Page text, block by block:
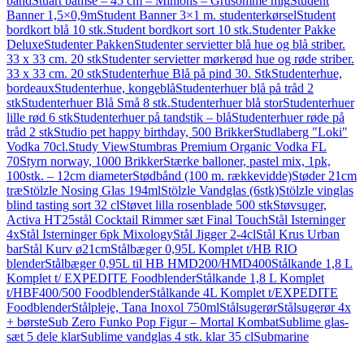
Banner 1,5×0,9mStudent Banner 3×1 m. studenterkørselStudent
bordkort blå 10 stk.Student bordkort sort 10 stk.Studenter Pakke
DeluxeStudenter PakkenStudenter servietter blå hue og blå striber.
33 x 33 cm. 20 stkStudenter servietter mørkerød hue og røde striber.
33 x 33 cm. 20 stkStudenterhue Blå på pind 30. StkStudenterhue,
bordeauxStudenterhue, kongeblåStudenterhuer blå på tråd 2
stkStudenterhuer Blå Små 8 stk.Studenterhuer blå storStudenterhuer
lille rød 6 stkStudenterhuer på tandstik – blåStudenterhuer røde på
tråd 2 stkStudio pet happy birthday, 500 BrikkerStudlaberg "Loki"
Vodka 70cl.Study ViewStumbras Premium Organic Vodka FL
70Styrn norway, 1000 BrikkerStærke balloner, pastel mix, 1pk,
100stk. – 12cm diameterStødbånd (100 m. rækkevidde)Støder 21cm
træStölzle Nosing Glas 194mlStölzle Vandglas (6stk)Stölzle vinglas
blind tasting sort 32 clStøvet lilla rosenblade 500 stkStøvsuger,
Activa HT25stål Cocktail Rimmer sæt Final TouchStål Isterninger
4xStål Isterninger 6pk MixologyStål Jigger 2-4clStål Krus Urban
barStål Kurv ø21cmStålbæger 0,95L Komplet t/HB RIO
blenderStålbæger 0,95L til HB HMD200/HMD400Stålkande 1,8 L
Komplet t/ EXPEDITE FoodblenderStålkande 1,8 L Komplet
t/HBF400/500 FoodblenderStålkande 4L Komplet t/EXPEDITE
FoodblenderStålpleje, Tana Inoxol 750mlStålsugerørStålsugerør 4x
+ børsteSub Zero Funko Pop Figur – Mortal KombatSublime glas-
sæt 5 dele klarSublime vandglas 4 stk. klar 35 clSubmarine